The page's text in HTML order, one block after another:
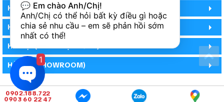
HỒ CHÍ MINH
HỒ CHÍ MINH (PHÒNG BẢO HÀNH)
HÀ NỘI (DEMO HỆ THỐNG)
HÀ NỘI (SHOWROOM)
0902.188.722
0903 60 22 47
💬 Em chào Anh/Chị!
Anh/Chị có thể hỏi bất kỳ điều gì hoặc
chia sẻ nhu cầu – em sẽ phản hồi sớm
nhất có thể!
1